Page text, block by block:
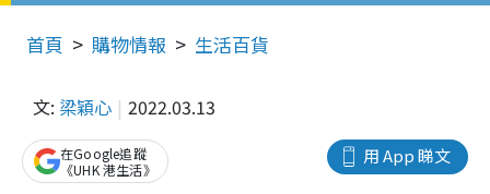
首頁 購物情報 生活百貨
文: 梁穎心 2022.03.13
用 App 睇文
在Google追蹤
《UHK 港生活》